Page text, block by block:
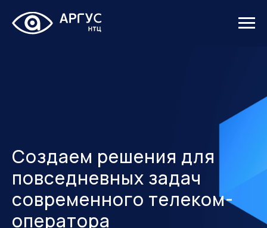
Создаем решения для
повседневных задач
современного телеком-
оператора